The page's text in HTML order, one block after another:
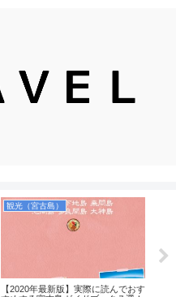
観光（宮古島）
【2020年最新版】実際に読んでおす